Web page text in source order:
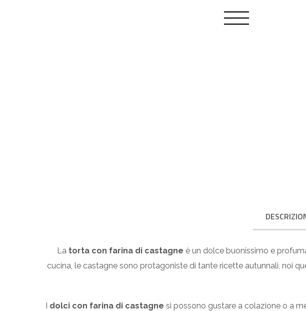
La torta con farina di castagne è un dolce buonissimo e
cucina, le castagne sono protagoniste di tante ricette autunnali, noi
I dolci con farina di castagne si possono gustare a colazione o a